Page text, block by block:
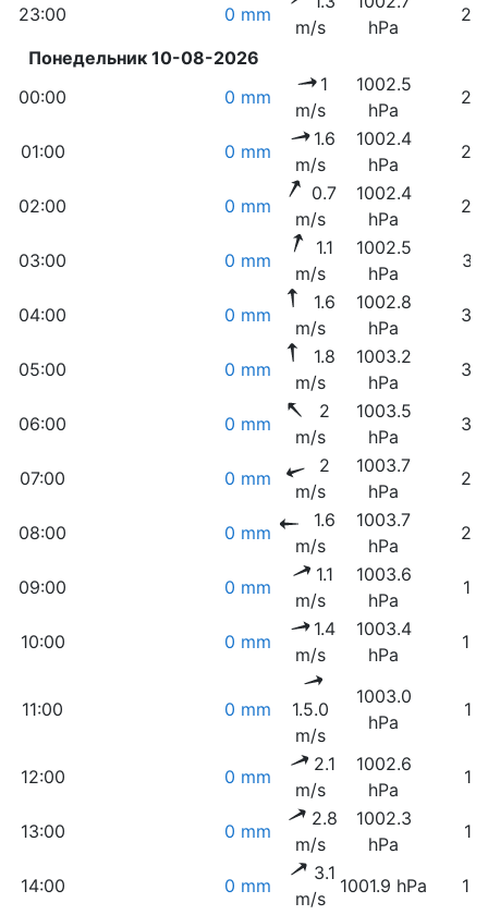
23:00 0 mm
m/s
hPa
Понедельник 10-08-2026
00:00
0 mm
1
m/s
1002.5
hPa
01:00 0 mm
1.6
m/s
1002.4
hPa
02:00 0 mm
0.7
m/s
1002.4
hPa
03:00 0 mm
1.1
m/s
1002.5
hPa
04:00 0 mm
1.6
m/s
1002.8
hPa
05:00 0 mm
1.8
m/s
1003.2
hPa
06:00 0 mm
2
m/s
1003.5
hPa
07:00 0 mm
2
m/s
1003.7
hPa
08:00 0 mm
1.6
m/s
1003.7
hPa
09:00 0 mm
1.1
m/s
1003.6
hPa
10:00 0 mm
1.4
m/s
1003.4
hPa
11:00 0 mm
1.5.0
m/s
1003.0
hPa
12:00 0 mm
2.1
m/s
1002.6
hPa
13:00 0 mm
2.8
m/s
1002.3
hPa
14:00 0 mm
3.1
m/s
1001.9 hPa